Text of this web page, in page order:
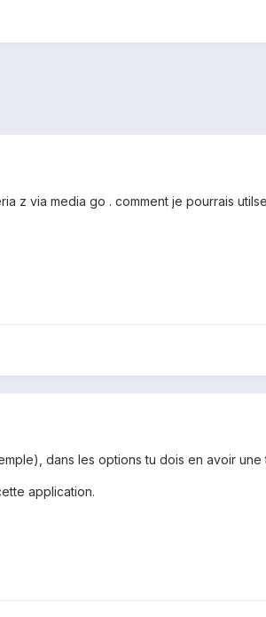
z via media go . comment je pourrais
dans les options tu dois en avoir
application.